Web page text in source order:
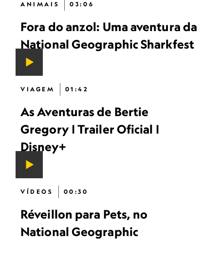
ANIMAIS 03:06
Fora do anzol: Uma aventura da
National Geographic Sharkfest
VIAGEM 01:42
As Aventuras de Bertie
Gregory | Trailer Oficial |
Disney+
VÍDEOS 00:30
Réveillon para Pets, no
National Geographic